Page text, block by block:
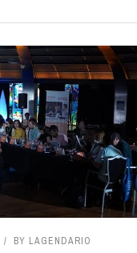
BY LAGENDARIO